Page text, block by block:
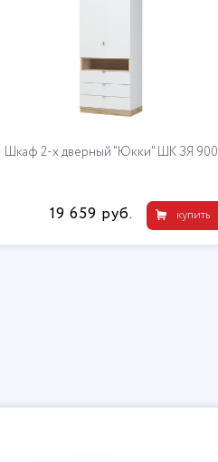
Шкаф 2-х дверный "Юкки" ШК ЗЯ 900
купить
19 659 руб.